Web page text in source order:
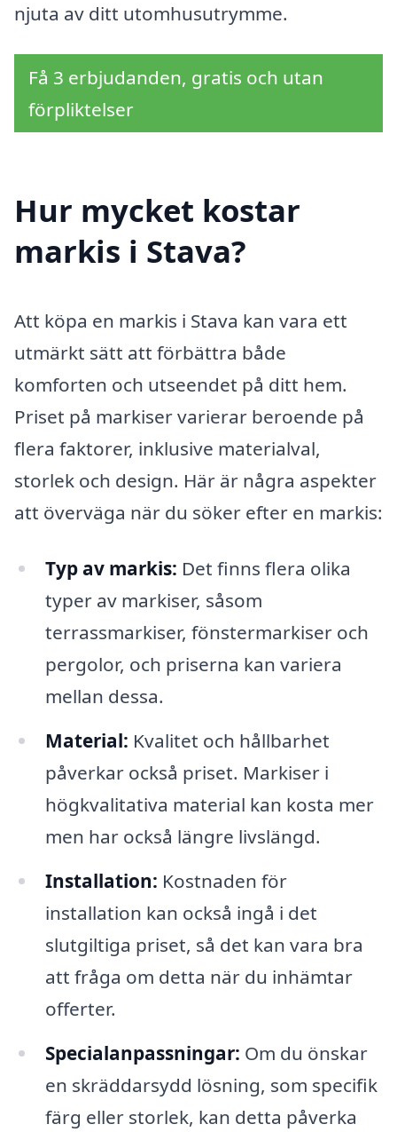
njuta av ditt utomhusutrymme.
Få 3 erbjudanden, gratis och utan
förpliktelser
Hur mycket kostar
markis i Stava?
Att köpa en markis i Stava kan vara ett
utmärkt sätt att förbättra både
komforten och utseendet på ditt hem.
Priset på markiser varierar beroende på
flera faktorer, inklusive materialval,
storlek och design. Här är några aspekter
att överväga när du söker efter en markis:
Typ av markis: Det finns flera olika
typer av markiser, såsom
terrassmarkiser, fönstermarkiser och
pergolor, och priserna kan variera
mellan dessa.
Material: Kvalitet och hållbarhet
påverkar också priset. Markiser i
högkvalitativa material kan kosta mer
men har också längre livslängd.
Installation: Kostnaden för
installation kan också ingå i det
slutgiltiga priset, så det kan vara bra
att fråga om detta när du inhämtar
offerter.
Specialanpassningar: Om du önskar
en skräddarsydd lösning, som specifik
färg eller storlek, kan detta påverka